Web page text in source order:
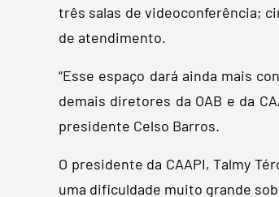
três salas de videoconferência;
de atendimento.
“Esse espaço dará ainda mais
demais diretores da OAB e da
presidente Celso Barros.
O presidente da CAAPI, Talmy
uma dificuldade muito grande